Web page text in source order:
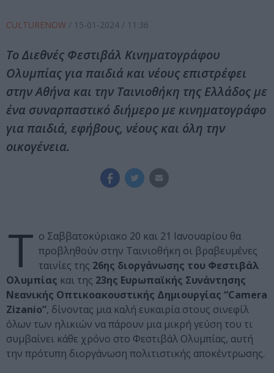
CULTURENOW / 15-01-2024 / 11:36
Το Διεθνές Φεστιβάλ Κινηματογράφου
Ολυμπίας για παιδιά και νέους επιστρέφει
στην Αθήνα και την Ταινιοθήκη της Ελλάδος με
ένα συναρπαστικό διήμερο με κινηματογράφο
για παιδιά, εφήβους, νέους και όλη την
οικογένεια.
T o Σαββατοκύριακο 20 και 21 Ιανουαρίου θα
προβληθούν στην Ταινιοθήκη οι βραβευμένες
ταινίες της 26ης διοργάνωσης του Φεστιβάλ
Ολυμπίας και της 23ης Ευρωπαϊκής Συνάντησης
Νεανικής Οπτικοακουστικής Δημιουργίας “Camera
Zizanio”, δίνοντας μια καλή ευκαιρία στους σινεφίλ
όλων των ηλικιών να πάρουν μια μικρή γεύση του τι
συμβαίνει κάθε χρόνο στο Φεστιβάλ Ολυμπίας, αυτή
την πρότυπη διοργάνωση πολιτιστικής αποκέντρωσης.